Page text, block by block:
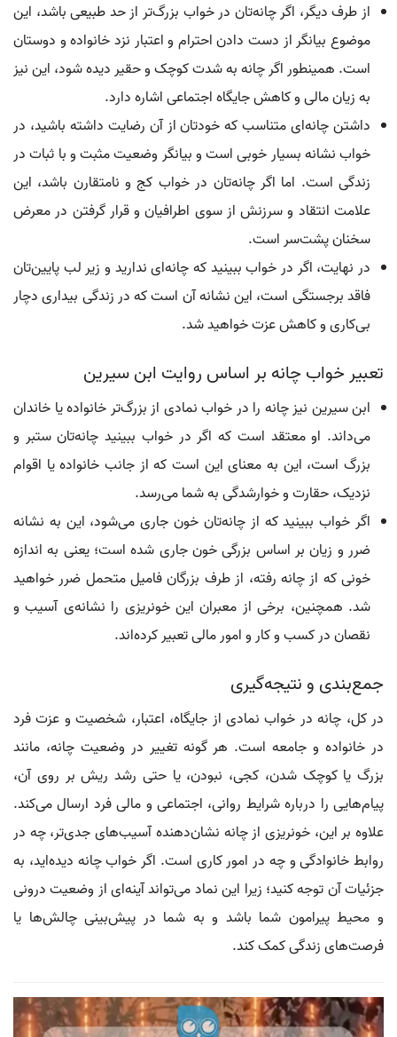
از طرف دیگر، اگر چانه‌تان در خواب بزرگ‌تر از حد طبیعی باشد، این
موضوع بیانگر از دست دادن احترام و اعتبار نزد خانواده و دوستان
است. همینطور اگر چانه به شدت کوچک و حقیر دیده شود، این نیز
به زیان مالی و کاهش جایگاه اجتماعی اشاره دارد.
داشتن چانه‌ای متناسب که خودتان از آن رضایت داشته باشید، در
خواب نشانه بسیار خوبی است و بیانگر وضعیت مثبت و با ثبات در
زندگی است. اما اگر چانه‌تان در خواب کج و نامتقارن باشد، این
علامت انتقاد و سرزنش از سوی اطرافیان و قرار گرفتن در معرض
سخنان پشت‌سر است.
در نهایت، اگر در خواب ببینید که چانه‌ای ندارید و زیر لب پایین‌تان
فاقد برجستگی است، این نشانه آن است که در زندگی بیداری دچار
بی‌کاری و کاهش عزت خواهید شد.
تعبیر خواب چانه بر اساس روایت ابن سیرین
ابن سیرین نیز چانه را در خواب نمادی از بزرگ‌تر خانواده یا خاندان
می‌داند. او معتقد است که اگر در خواب ببینید چانه‌تان ستبر و
بزرگ است، این به معنای این است که از جانب خانواده یا اقوام
نزدیک، حقارت و خوارشدگی به شما می‌رسد.
اگر خواب ببینید که از چانه‌تان خون جاری می‌شود، این به نشانه
ضرر و زیان بر اساس بزرگی خون جاری شده است؛ یعنی به اندازه
خونی که از چانه رفته، از طرف بزرگان فامیل متحمل ضرر خواهید
شد. همچنین، برخی از معبران این خونریزی را نشانه‌ی آسیب و
نقصان در کسب و کار و امور مالی تعبیر کرده‌اند.
جمع‌بندی و نتیجه‌گیری
در کل، چانه در خواب نمادی از جایگاه، اعتبار، شخصیت و عزت فرد
در خانواده و جامعه است. هر گونه تغییر در وضعیت چانه، مانند
بزرگ یا کوچک شدن، کجی، نبودن، یا حتی رشد ریش بر روی آن،
پیام‌هایی را درباره شرایط روانی، اجتماعی و مالی فرد ارسال می‌کند.
علاوه بر این، خونریزی از چانه نشان‌دهنده آسیب‌های جدی‌تر، چه در
روابط خانوادگی و چه در امور کاری است. اگر خواب چانه دیده‌اید، به
جزئیات آن توجه کنید؛ زیرا این نماد می‌تواند آینه‌ای از وضعیت درونی
و محیط پیرامون شما باشد و به شما در پیش‌بینی چالش‌ها یا
فرصت‌های زندگی کمک کند.